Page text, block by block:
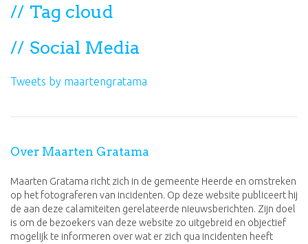
Tag cloud
Social Media
Tweets by maartengratama
Over Maarten Gratama
Maarten Gratama richt zich in de gemeente Heerde en omstreken
op het fotograferen van incidenten. Op deze website publiceert hij
de aan deze calamiteiten gerelateerde nieuwsberichten. Zijn doel
is om de bezoekers van deze website zo uitgebreid en objectief
mogelijk te informeren over wat er zich qua incidenten heeft